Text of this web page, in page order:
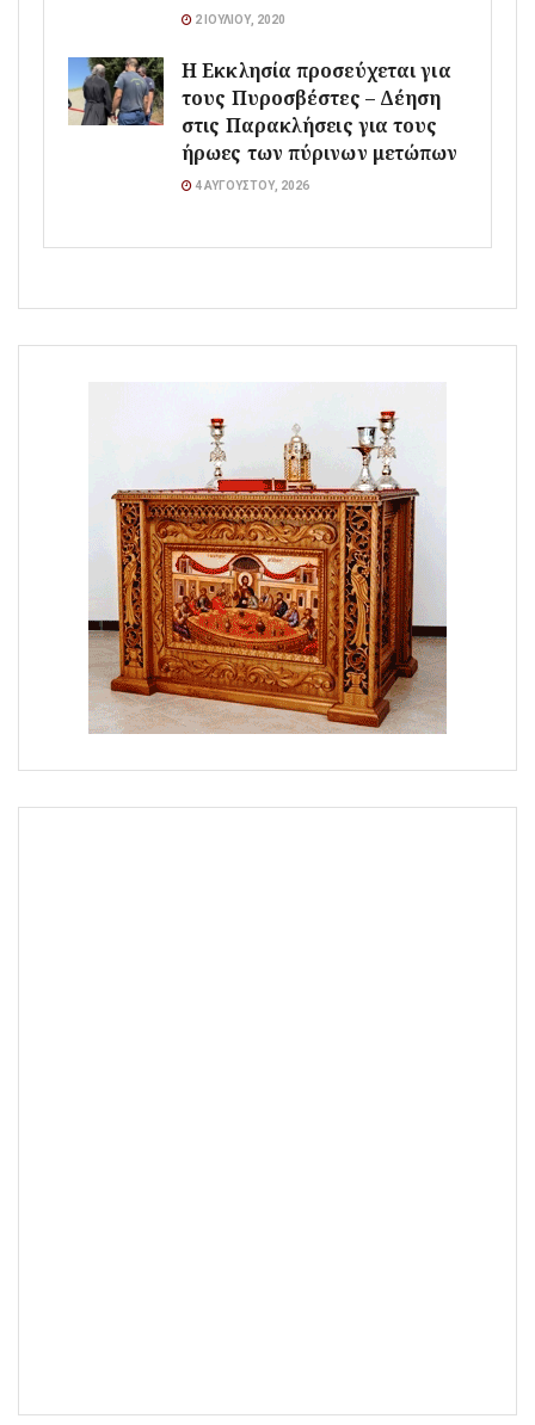
2 ΙΟΥΛΊΟΥ, 2020
Η Εκκλησία προσεύχεται για
τους Πυροσβέστες – Δέηση
στις Παρακλήσεις για τους
ήρωες των πύρινων μετώπων
4 ΑΥΓΟΎΣΤΟΥ, 2026